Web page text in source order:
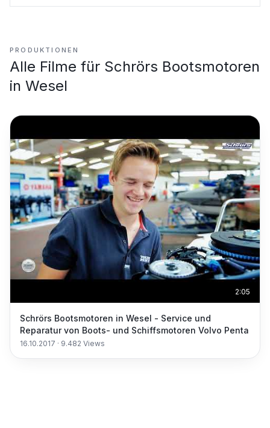
PRODUKTIONEN
Alle Filme für Schrörs Bootsmotoren
in Wesel
2:05
Schrörs Bootsmotoren in Wesel - Service und
Reparatur von Boots- und Schiffsmotoren Volvo Penta
16.10.2017 · 9.482 Views